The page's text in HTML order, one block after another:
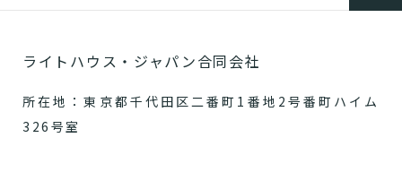
ライトハウス・ジャパン合同会社
所在地：東京都千代田区二番町1番地2号番町ハイム
326号室